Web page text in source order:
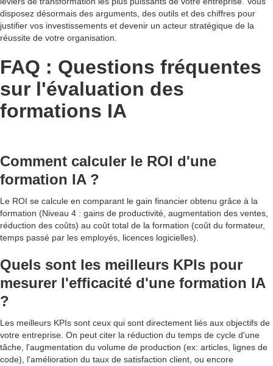
disposez désormais des arguments, des outils et des chiffres pour
justifier vos investissements et devenir un acteur stratégique de la
réussite de votre organisation.
FAQ : Questions fréquentes
sur l'évaluation des
formations IA
Comment calculer le ROI d'une
formation IA ?
Le ROI se calcule en comparant le gain financier obtenu grâce à la
formation (Niveau 4 : gains de productivité, augmentation des ventes,
réduction des coûts) au coût total de la formation (coût du formateur,
temps passé par les employés, licences logicielles).
Quels sont les meilleurs KPIs pour
mesurer l'efficacité d'une formation IA
?
Les meilleurs KPIs sont ceux qui sont directement liés aux objectifs de
votre entreprise. On peut citer la réduction du temps de cycle d'une
tâche, l'augmentation du volume de production (ex: articles, lignes de
code), l'amélioration du taux de satisfaction client, ou encore